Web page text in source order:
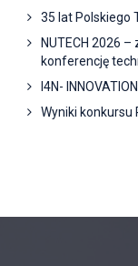
35 lat Polskiego
NUTECH 2026
konferencję
I4N-
Wyniki